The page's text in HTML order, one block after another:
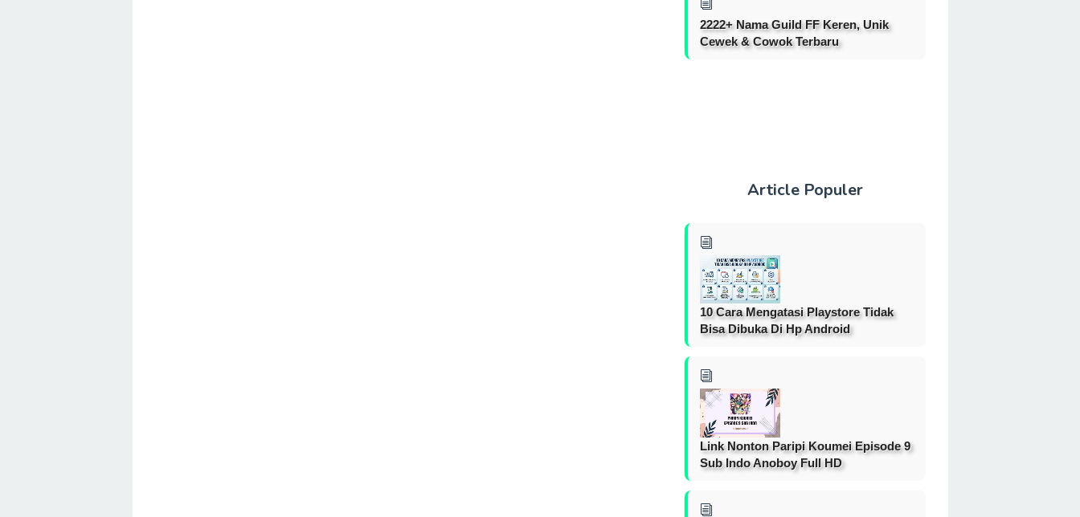
2222+ Nama Guild FF Keren, Unik
Cewek & Cowok Terbaru
Article Populer
10 Cara Mengatasi Playstore Tidak
Bisa Dibuka Di Hp Android
Link Nonton Paripi Koumei Episode 9
Sub Indo Anoboy Full HD